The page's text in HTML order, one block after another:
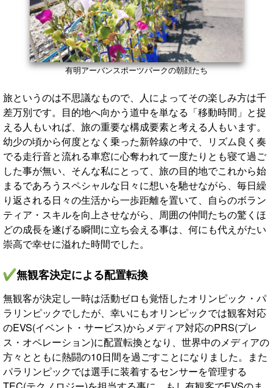
有明アーバンスポーツパークの朝顔たち
旅というのは不思議なもので、人によってその楽しみ方は千
差万別です。目的地へ向かう道中を単なる「移動時間」と捉
える人もいれば、旅の重要な構成要素と考える人もいます。
幼少の頃から何度となく乗った新幹線の中で、リズム良く奏
でる走行音と流れる車窓に心奪われて一度たりとも寝て過ご
した事が無い、そんな私にとって、旅の目的地でこれから始
まるであろうスペシャルな日々に想いを馳せながら、毎日繰
り返される日々の生活から一歩距離を置いて、自らのボラン
ティア・スキルを向上させながら、周囲の仲間たちの驚くほ
どの成長を遂げる瞬間に立ち会える事は、何にも代えがたい
崇高で幸せに溢れた時間でした。
無観客決定による配置転換
無観客が決定し一時は活動ゼロも覚悟したオリンピック・パ
ラリンピックでしたが、幸いにもオリンピックでは観客対応
のEVS(イベント・サービス)からメディア対応のPRS(プレ
ス・オペレーション)に配置転換となり、世界中のメディアの
方々とともに熱闘の10日間を過ごすことになりました。また
パラリンピックでは選手に装着するセンサーを管理する